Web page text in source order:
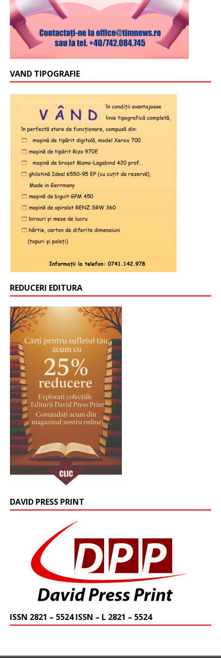
VAND TIPOGRAFIE
REDUCERI EDITURA
DAVID PRESS PRINT
ISSN 2821 – 5524 ISSN – L 2821 – 5524